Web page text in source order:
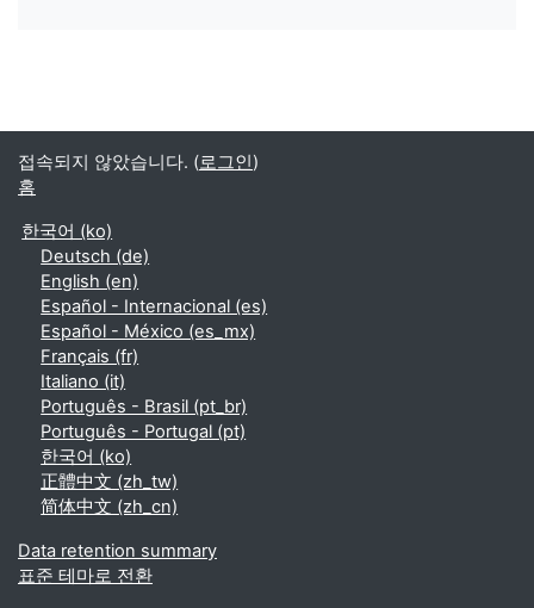
접속되지 않았습니다. (로그인)
홈
한국어 ‎(ko)‎
Deutsch ‎(de)‎
English ‎(en)‎
Español - Internacional ‎(es)‎
Español - México ‎(es_mx)‎
Français ‎(fr)‎
Italiano ‎(it)‎
Português - Brasil ‎(pt_br)‎
Português - Portugal ‎(pt)‎
한국어 ‎(ko)‎
正體中文 ‎(zh_tw)‎
简体中文 ‎(zh_cn)‎
Data retention summary
표준 테마로 전환